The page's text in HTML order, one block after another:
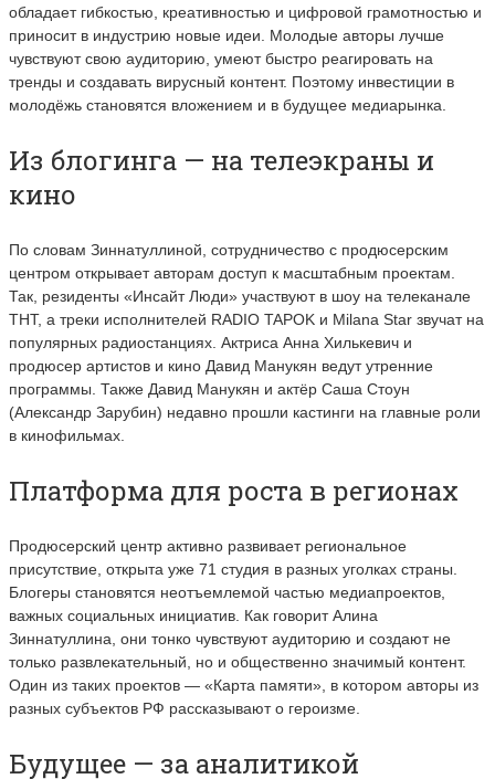
обладает гибкостью, креативностью и цифровой грамотностью и
приносит в индустрию новые идеи. Молодые авторы лучше
чувствуют свою аудиторию, умеют быстро реагировать на
тренды и создавать вирусный контент. Поэтому инвестиции в
молодёжь становятся вложением и в будущее медиарынка.
Из блогинга — на телеэкраны и
кино
По словам Зиннатуллиной, сотрудничество с продюсерским
центром открывает авторам доступ к масштабным проектам.
Так, резиденты «Инсайт Люди» участвуют в шоу на телеканале
ТНТ, а треки исполнителей RADIO TAPOK и Milana Star звучат на
популярных радиостанциях. Актриса Анна Хилькевич и
продюсер артистов и кино Давид Манукян ведут утренние
программы. Также Давид Манукян и актёр Саша Стоун
(Александр Зарубин) недавно прошли кастинги на главные роли
в кинофильмах.
Платформа для роста в регионах
Продюсерский центр активно развивает региональное
присутствие, открыта уже 71 студия в разных уголках страны.
Блогеры становятся неотъемлемой частью медиапроектов,
важных социальных инициатив. Как говорит Алина
Зиннатуллина, они тонко чувствуют аудиторию и создают не
только развлекательный, но и общественно значимый контент.
Один из таких проектов — «Карта памяти», в котором авторы из
разных субъектов РФ рассказывают о героизме.
Будущее — за аналитикой